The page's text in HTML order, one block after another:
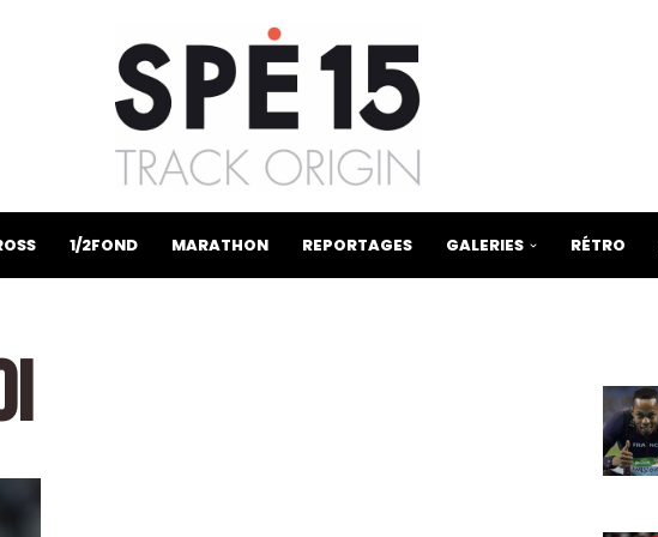
1/2FOND MARATHON REPORTAGES GALERIES RÉTRO